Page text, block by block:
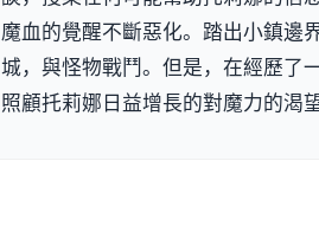
魔血的覺醒不斷惡化。踏出小鎮邊
城，與怪物戰鬥。但是，在經歷了
照顧托莉娜日益增長的對魔力的渴